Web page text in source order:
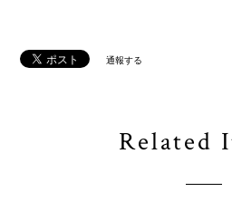
通報する
Related